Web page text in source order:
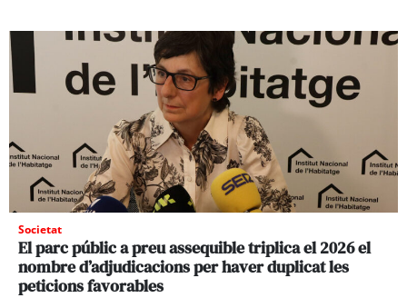
Societat
El parc públic a preu assequible triplica el 2026 el
nombre d’adjudicacions per haver duplicat les
peticions favorables